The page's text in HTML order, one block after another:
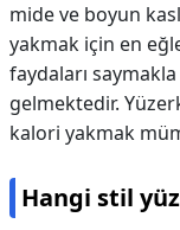
mide ve boyun
yakmak için en
faydaları
gelmektedir.
kalori yakmak
Hangi stil